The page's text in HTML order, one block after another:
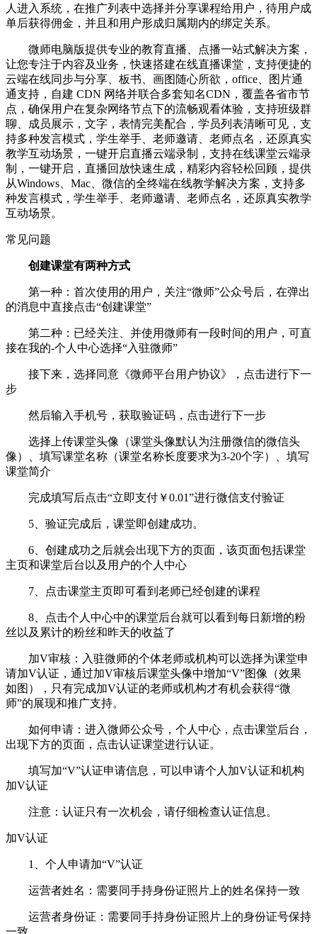
人进入系统，在推广列表中选择并分享课程给用户，待用户成
单后获得佣金，并且和用户形成归属期内的绑定关系。
微师电脑版提供专业的教育直播、点播一站式解决方案，
让您专注于内容及业务，快速搭建在线直播课堂，支持便捷的
云端在线同步与分享、板书、画图随心所欲，office、图片通
通支持，自建 CDN 网络并联合多套知名CDN，覆盖各省市节
点，确保用户在复杂网络节点下的流畅观看体验，支持班级群
聊、成员展示，文字，表情完美配合，学员列表清晰可见，支
持多种发言模式，学生举手、老师邀请、老师点名，还原真实
教学互动场景，一键开启直播云端录制，支持在线课堂云端录
制，一键开启，直播回放快速生成，精彩内容轻松回顾，提供
从Windows、Mac、微信的全终端在线教学解决方案，支持多
种发言模式，学生举手、老师邀请、老师点名，还原真实教学
互动场景。
常见问题
创建课堂有两种方式
第一种：首次使用的用户，关注“微师”公众号后，在弹出
的消息中直接点击“创建课堂”
第二种：已经关注、并使用微师有一段时间的用户，可直
接在我的-个人中心选择“入驻微师”
接下来，选择同意《微师平台用户协议》，点击进行下一
步
然后输入手机号，获取验证码，点击进行下一步
选择上传课堂头像（课堂头像默认为注册微信的微信头
像）、填写课堂名称（课堂名称长度要求为3-20个字）、填写
课堂简介
完成填写后点击“立即支付￥0.01”进行微信支付验证
5、验证完成后，课堂即创建成功。
6、创建成功之后就会出现下方的页面，该页面包括课堂
主页和课堂后台以及用户的个人中心
7、点击课堂主页即可看到老师已经创建的课程
8、点击个人中心中的课堂后台就可以看到每日新增的粉
丝以及累计的粉丝和昨天的收益了
加V审核：入驻微师的个体老师或机构可以选择为课堂申
请加V认证，通过加V审核后课堂头像中增加“V”图像（效果
如图），只有完成加V认证的老师或机构才有机会获得“微
师”的展现和推广支持。
如何申请：进入微师公众号，个人中心，点击课堂后台，
出现下方的页面，点击认证课堂进行认证。
填写加“V”认证申请信息，可以申请个人加V认证和机构
加V认证
注意：认证只有一次机会，请仔细检查认证信息。
加V认证
1、个人申请加“V”认证
运营者姓名：需要同手持身份证照片上的姓名保持一致
运营者身份证：需要同手持身份证照片上的身份证号保持
一致